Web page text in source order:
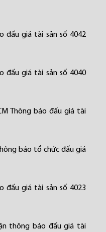
đấu giá tài sản số 4042
đấu giá tài sản số 4040
Thông báo đấu giá tài
báo tổ chức đấu giá
đấu giá tài sản số 4023
thông báo đấu giá tài